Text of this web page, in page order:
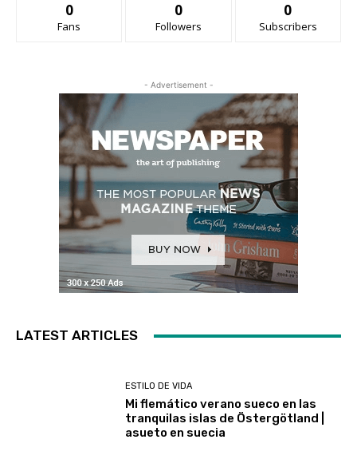
0
Fans
0
Followers
0
Subscribers
- Advertisement -
LATEST ARTICLES
ESTILO DE VIDA
Mi flemático verano sueco en las
tranquilas islas de Östergötland |
asueto en suecia